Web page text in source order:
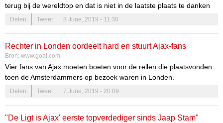
terug bij de wereldtop en dat is niet in de laatste plaats te danken
aan het middenveld.
Delen Tweet 8 June, 2019 - 11:30
Rechter in Londen oordeelt hard en stuurt Ajax-fans
maandenlang de cel in
Bron: www.goal.com
Vier fans van Ajax moeten boeten voor de rellen die plaatsvonden
toen de Amsterdammers op bezoek waren in Londen.
Delen Tweet 7 June, 2019 - 20:09
"De Ligt is Ajax' eerste topverdediger sinds Jaap Stam"